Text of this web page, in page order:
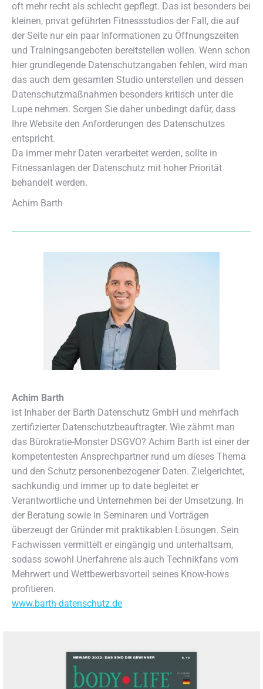
oft mehr recht als schlecht gepflegt. Das ist besonders bei
kleinen, privat geführten Fitnessstudios der Fall, die auf
der Seite nur ein paar Informationen zu Öffnungszeiten
und Trainingsangeboten bereitstellen wollen. Wenn schon
hier grundlegende Datenschutzangaben fehlen, wird man
das auch dem gesamten Studio unterstellen und dessen
Datenschutzmaßnahmen besonders kritisch unter die
Lupe nehmen. Sorgen Sie daher unbedingt dafür, dass
Ihre Website den Anforderungen des Datenschutzes
entspricht.
Da immer mehr Daten verarbeitet werden, sollte in
Fitnessanlagen der Datenschutz mit hoher Priorität
behandelt werden.
Achim Barth
Achim Barth
ist Inhaber der Barth Datenschutz GmbH und mehrfach
zertifizierter Datenschutzbeauftragter. Wie zähmt man
das Bürokratie-Monster DSGVO? Achim Barth ist einer der
kompetentesten Ansprechpartner rund um dieses Thema
und den Schutz personenbezogener Daten. Zielgerichtet,
sachkundig und immer up to date begleitet er
Verantwortliche und Unternehmen bei der Umsetzung. In
der Beratung sowie in Seminaren und Vorträgen
überzeugt der Gründer mit praktikablen Lösungen. Sein
Fachwissen vermittelt er eingängig und unterhaltsam,
sodass sowohl Unerfahrene als auch Technikfans vom
Mehrwert und Wettbewerbsvorteil seines Know-hows
profitieren.
www.barth-datenschutz.de